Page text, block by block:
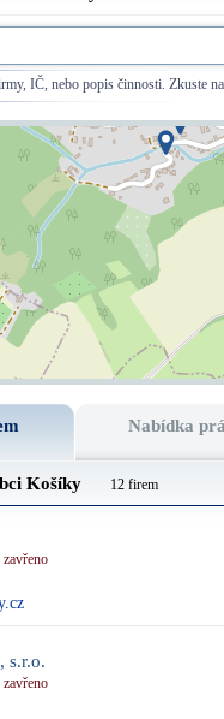
IČ, nebo popis činnosti. Zkuste
Nabídka
Košíky 12 firem
zavřeno
, s.r.o.
zavřeno